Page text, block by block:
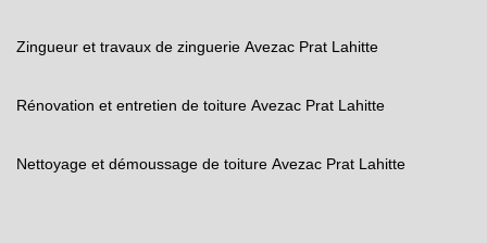
Zingueur et travaux de zinguerie Avezac Prat Lahitte
Rénovation et entretien de toiture Avezac Prat Lahitte
Nettoyage et démoussage de toiture Avezac Prat Lahitte